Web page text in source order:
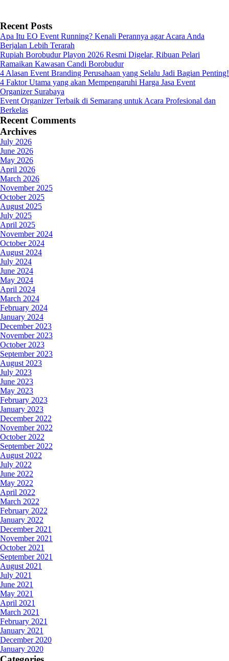
Recent Posts
Apa Itu EO Event Running? Kenali Perannya agar Acara Anda
Berjalan Lebih Terarah
Rupiah Borobudur Playon 2026 Resmi Digelar, Ribuan Pelari
Ramaikan Kawasan Candi Borobudur
4 Alasan Event Branding Perusahaan yang Selalu Jadi Bagian Penting!
4 Faktor Utama yang akan Mempengaruhi Harga Jasa Event
Organizer Surabaya
Event Organizer Terbaik di Semarang untuk Acara Profesional dan
Berkelas
Recent Comments
Archives
July 2026
June 2026
May 2026
April 2026
March 2026
November 2025
October 2025
August 2025
July 2025
April 2025
November 2024
October 2024
August 2024
July 2024
June 2024
May 2024
April 2024
March 2024
February 2024
January 2024
December 2023
November 2023
October 2023
September 2023
August 2023
July 2023
June 2023
May 2023
February 2023
January 2023
December 2022
November 2022
October 2022
September 2022
August 2022
July 2022
June 2022
May 2022
April 2022
March 2022
February 2022
January 2022
December 2021
November 2021
October 2021
September 2021
August 2021
July 2021
June 2021
May 2021
April 2021
March 2021
February 2021
January 2021
December 2020
January 2020